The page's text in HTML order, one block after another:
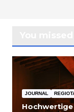
JOURNAL
Hochwertige